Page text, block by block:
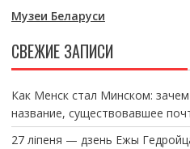
Музеи Беларуси
СВЕЖИЕ ЗАПИСИ
Как Менск стал Минском:
название, существовавшее
27 ліпеня — дзень Ежы